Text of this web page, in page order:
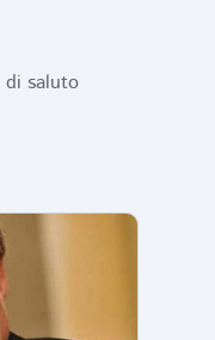
di saluto